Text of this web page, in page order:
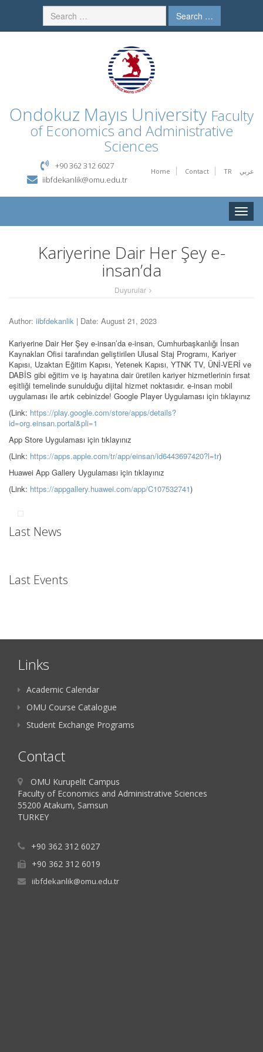
Search …
Ondokuz Mayıs University Faculty
of Economics and Administrative
Sciences
Home Contact TR عربي
+90 362 312 6027
iibfdekanlik@omu.edu.tr
Toggle
Kariyerine Dair Her Şey e-
insan’da
Duyurular
Author: iibfdekanlik | Date: August 21, 2023
Kariyerine Dair Her Şey e-insan’da e-insan, Cumhurbaşkanlığı İnsan
Kaynakları Ofisi tarafından geliştirilen Ulusal Staj Programı, Kariyer
Kapısı, Uzaktan Eğitim Kapısı, Yetenek Kapısı, YTNK TV, ÜNİ-VERİ ve
DABİS gibi eğitim ve iş hayatına dair üretilen kariyer hizmetlerinin fırsat
eşitliği temelinde sunulduğu dijital hizmet noktasıdır. e-insan mobil
uygulaması ile artık cebinizde! Google Player Uygulaması için tıklayınız
(Link: https://play.google.com/store/apps/details?
id=org.einsan.portal&pli=1
App Store Uygulaması için tıklayınız
(Link: https://apps.apple.com/tr/app/einsan/id6443697420?l=tr)
Huawei App Gallery Uygulaması için tıklayınız
(Link: https://appgallery.huawei.com/app/C107532741)
Last News
Last Events
Links
Academic Calendar
OMU Course Catalogue
Student Exchange Programs
Contact
OMU Kurupelit Campus
Faculty of Economics and Administrative Sciences
55200 Atakum, Samsun
TURKEY
+90 362 312 6027
+90 362 312 6019
iibfdekanlik@omu.edu.tr